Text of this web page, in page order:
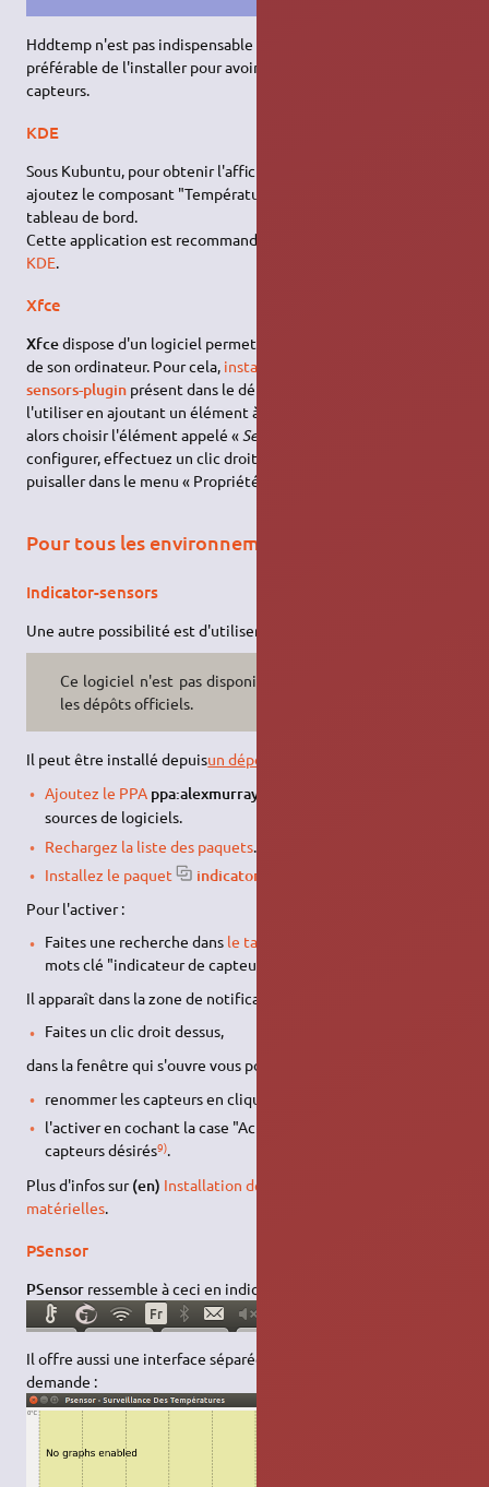
Hddtemp n'est pas indispensable à
préférable de l'installer pour avoir un support plus étendu des
capteurs.
KDE
Sous Kubuntu, pour obtenir l'affichage graphique des capteurs
ajoutez le composant "Température du matériel" dans votre
tableau de bord.
Cette application est recommandée pour les environnement
KDE.
Xfce
Xfcedispose d'un logiciel permettant de voir les températures
de son ordinateur. Pour cela, installez le paquet
sensors-plugin présent dans le dépôt universe. Ensuite, on peut
l'utiliser en ajoutant un élément à un panneau XFCE. Il faut
alors choisir l'élément appelé «Sensor plugin
configurer, effectuez un clic droit sur l'élément du panneau
puisaller dans le menu « Propriétés ».
Pour tous les environnements
Indicator-sensors
Une autre possibilité est d'utiliser le paquet
Ce logiciel n'est pas disponible dans
les dépôts officiels.
Il peut être installé depuisun dépôt PPA
Ajoutez le PPA ppa:alexmurray/indicator-sensors
sources de logiciels.
Rechargez la liste des paquets.
Installez le paquet
indicator-sensors
Pour l'activer :
Faites une recherche dans le tableau de bord Unity
mots clé "indicateur de capteurs matériel".
Il apparaît dans la zone de notification,
Faites un clic droit dessus,
dans la fenêtre qui s'ouvre vous pouvez
renommer les capteurs en cliquant sur l'étiquette et
l'activer en cochant la case "Activé" pour afficher les
capteurs désirés9).
Plus d'infos sur(en) Installation des indicateurs de sondes
matérielles.
PSensor
PSensor ressemble à ceci en indicateur pour
Il offre aussi une interface séparée qu'on peut lancer à la
demande :